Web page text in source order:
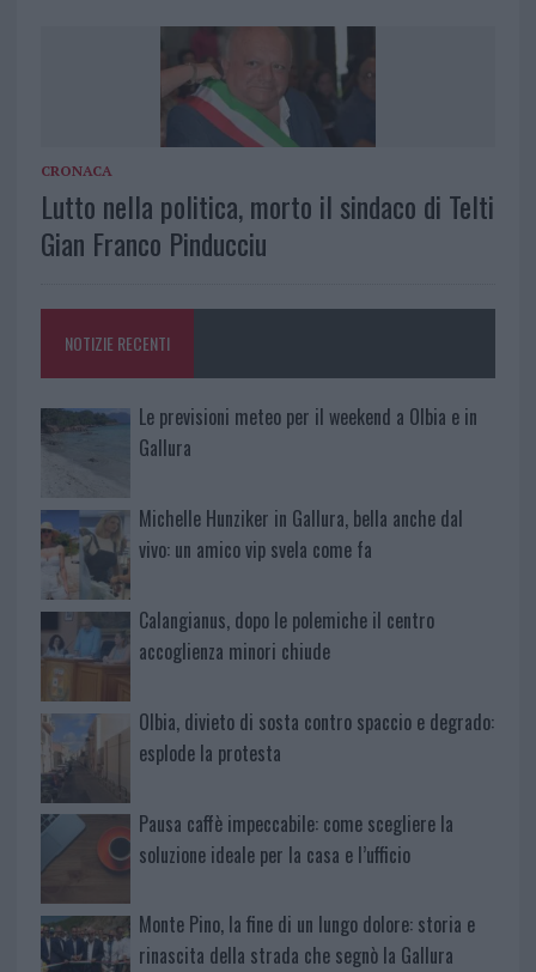
CRONACA
Lutto nella politica, morto il sindaco di Telti
Gian Franco Pinducciu
NOTIZIE RECENTI
Le previsioni meteo per il weekend a Olbia e in
Gallura
Michelle Hunziker in Gallura, bella anche dal
vivo: un amico vip svela come fa
Calangianus, dopo le polemiche il centro
accoglienza minori chiude
Olbia, divieto di sosta contro spaccio e degrado:
esplode la protesta
Pausa caffè impeccabile: come scegliere la
soluzione ideale per la casa e l’ufficio
Monte Pino, la fine di un lungo dolore: storia e
rinascita della strada che segnò la Gallura